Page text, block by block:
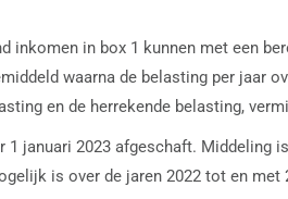
inkomen in box 1 kunnen met een
waarna de belasting per jaar
en de herrekende belasting,
1 januari 2023 afgeschaft.
is over de jaren 2022 tot en met